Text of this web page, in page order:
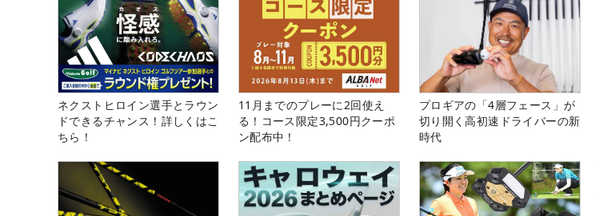
ネクストヒロイン選手とラウン
ドできるチャンス！詳しくはこ
ちら！
11月までのプレーに2回使え
る！コース限定3,500円クーポ
ン配布中！
プロギアの「4層フェース」が
切り開く高初速ドライバーの新
時代